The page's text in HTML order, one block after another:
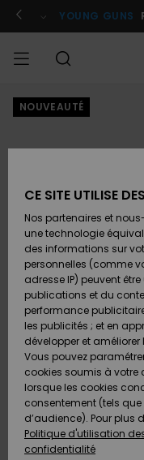
l'information
le
Se connecter /
YOUNG GUNS
HOMME
&
Surf
&
Surf
FEMME
A
SURF
Surf
SNOW
A
OUTLET
AIDE &
CONTACT
des
MAGASINS
NOUVEAUTÉ
CE SITE UTILISE
Nos partenaires et
une technologie
des informations sur
personnelles (comme
adresse IP) peuvent
publications et du
performance
les publicités ; et en
développer et
Vous pouvez
cookies soumis à votre
lorsque les cookies
consentement (tels
d’audience). Pour plus
Politique d'utilisation
confidentialité